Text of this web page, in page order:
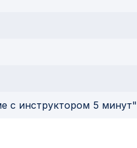
с инструктором 5 минут"